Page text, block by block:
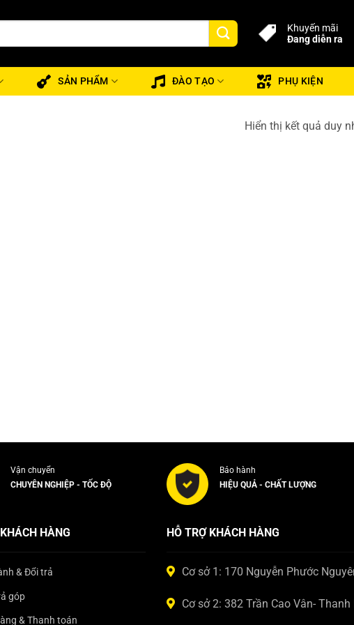
Khuyến mãi
Đang diễn ra
SẢN PHẨM ĐÀO TẠO PHỤ KIỆN
Hiển thị kết quả duy
Vận chuyển
CHUYÊN NGHIỆP - TỐC ĐỘ
Bảo hành
HIỆU QUẢ - CHẤT LƯỢNG
HÀNG
& Đổi trả
góp
& Thanh toán
HỖ TRỢ KHÁCH HÀNG
Cơ sở 1: 170 Nguyễn Phước
Cơ sở 2: 382 Trần Cao Vân-